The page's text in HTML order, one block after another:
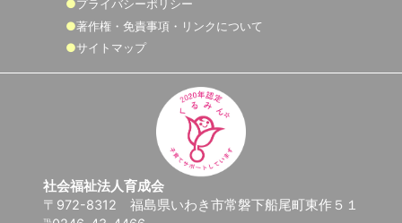
プライバシーポリシー
著作権・免責事項・リンクについて
サイトマップ
社会福祉法人育成会
〒972-8312 福島県いわき市常磐下船尾町東作５１